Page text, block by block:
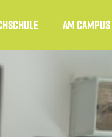
Am Campus